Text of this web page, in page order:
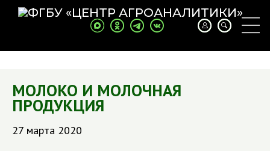
МОЛОКО И МОЛОЧНАЯ
ПРОДУКЦИЯ
27 марта 2020